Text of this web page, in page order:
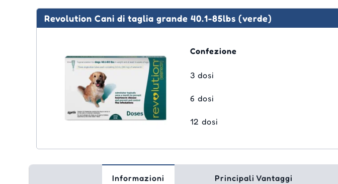
Revolution Cani di taglia grande 40.1-85lbs (verde)
Confezione
3 dosi
6 dosi
12 dosi
Informazioni Principali Vantaggi